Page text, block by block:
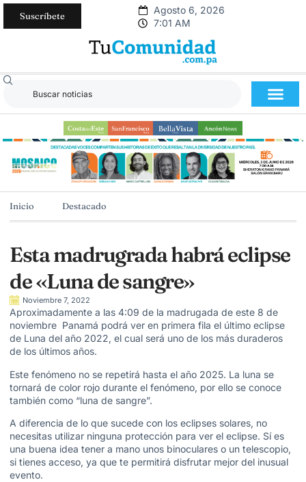
Suscríbete
Agosto 6, 2026
7:01 AM
Inicio Destacado
Esta madrugrada habrá eclipse
de «Luna de sangre»
Noviembre 7, 2022
Aproximadamente a las 4:09 de la madrugada de este 8 de
noviembre Panamá podrá ver en primera fila el último eclipse
de Luna del año 2022, el cual será uno de los más duraderos
de los últimos años.
Este fenómeno no se repetirá hasta el año 2025. La luna se
tornará de color rojo durante el fenómeno, por ello se conoce
también como “luna de sangre”.
A diferencia de lo que sucede con los eclipses solares, no
necesitas utilizar ninguna protección para ver el eclipse. Sí es
una buena idea tener a mano unos binoculares o un telescopio,
si tienes acceso, ya que te permitirá disfrutar mejor del inusual
evento.